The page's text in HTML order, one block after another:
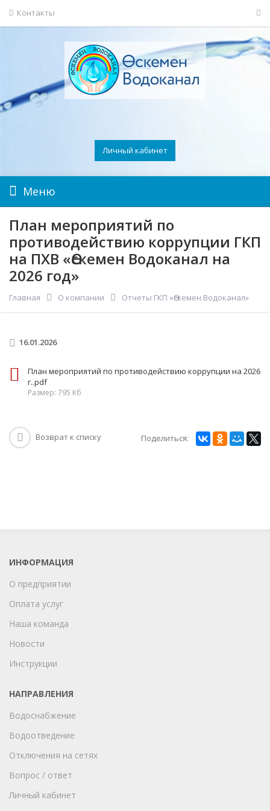
Контакты
Личный кабинет
Меню
План мероприятий по
противодействию коррупции ГКП
на ПХВ «Өскемен Водоканал на
2026 год»
Главная О компании Отчеты ГКП «Өскемен Водоканал»
16.01.2026
План мероприятий по противодействию коррупции на 2026
г..pdf
Размер: 795 Кб
Возврат к списку Поделиться:
ИНФОРМАЦИЯ
О предприятии
Оплата услуг
Наша команда
Новости
Инструкции
НАПРАВЛЕНИЯ
Водоснабжение
Водоотведение
Отключения на сетях
Вопрос / ответ
Личный кабинет